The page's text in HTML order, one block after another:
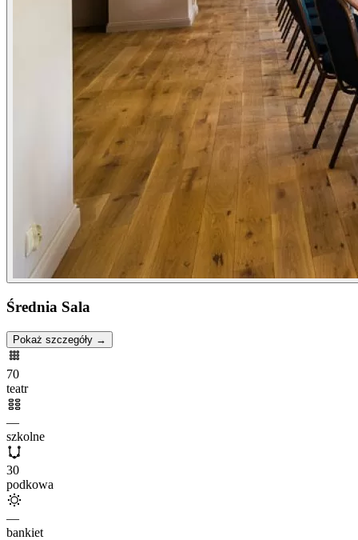
Średnia Sala
Pokaż szczegóły →
70
teatr
—
szkolne
30
podkowa
—
bankiet